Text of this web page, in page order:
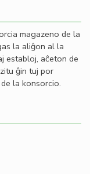
magazeno de la
la aliĝon al la
establoj, aĉeton de
ĝin tuj por
la konsorcio.